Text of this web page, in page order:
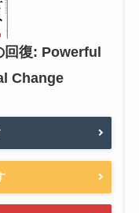
回復: Powerful
Change